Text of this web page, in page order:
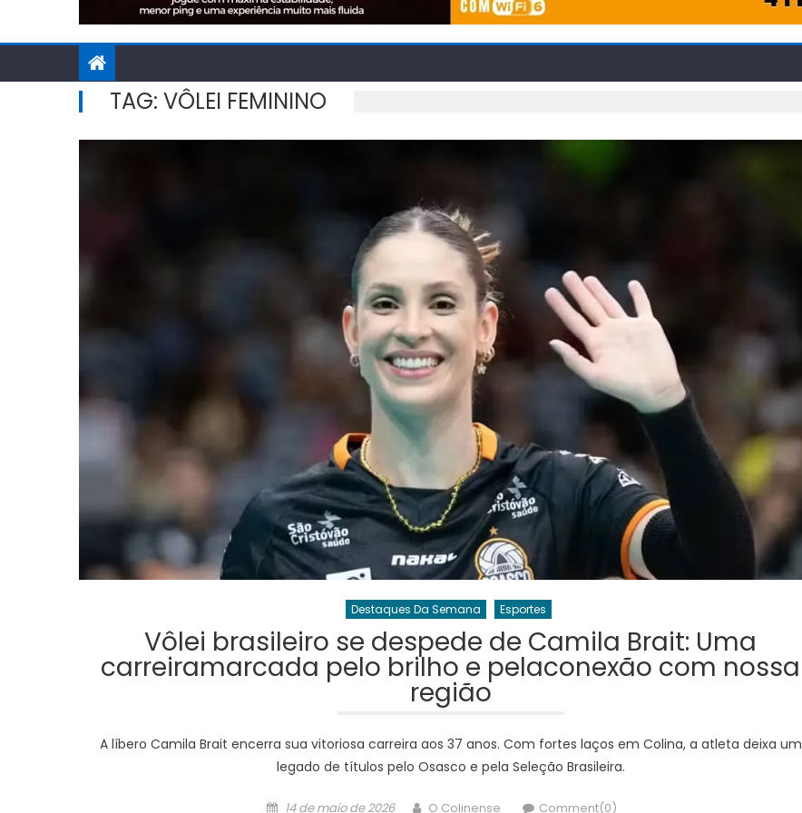
TAG: VÔLEI FEMININO
Destaques Da Semana Esportes
Vôlei brasileiro se despede de Camila Brait: Uma
carreiramarcada pelo brilho e pelaconexão com nossa
região
A líbero Camila Brait encerra sua vitoriosa carreira aos 37 anos. Com fortes laços em Colina, a atleta deixa um
legado de títulos pelo Osasco e pela Seleção Brasileira.
Posted
14 de maio de 2026 Author
O Colinense Comment(0)